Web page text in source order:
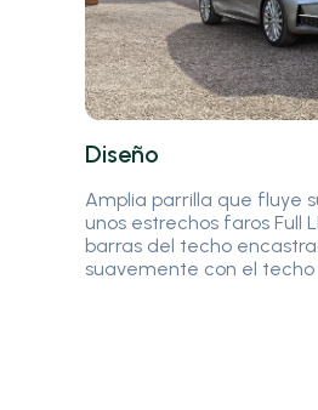
Diseño
Amplia parrilla que fluye
unos estrechos faros Full
barras del techo
suavemente con el techo